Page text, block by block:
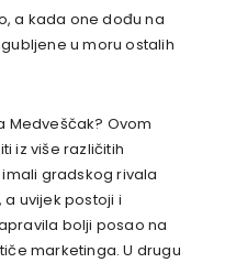
a kada one dođu na
u moru ostalih
Medveščak? Ovom
iz više različitih
gradskog rivala
uvijek postoji i
bolji posao na
marketinga. U drugu